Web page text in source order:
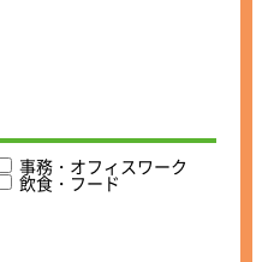
ジニアの仕事内容＞
て、遊戯機、OA機器、
製品等の モールド外装
電気エンジニアの仕事内
製品、通信機器等の回
任せします。メカ・ ソ
事務・オフィスワーク
飲食・フード